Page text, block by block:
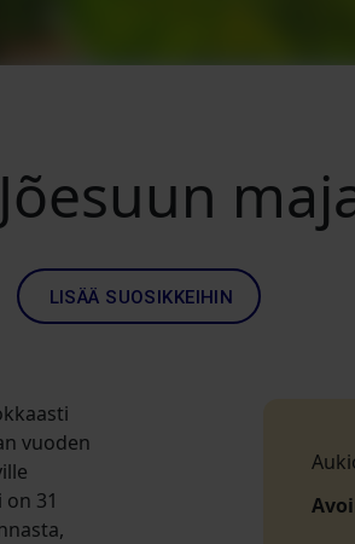
LISÄÄ SUOSIKKEIHIN
vuoden
31